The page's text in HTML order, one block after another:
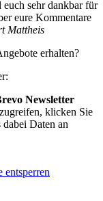
sehr dankbar für
eure Kommentare
Mattheis
erhalten?
Newsletter
klicken Sie
Daten an
entsperren